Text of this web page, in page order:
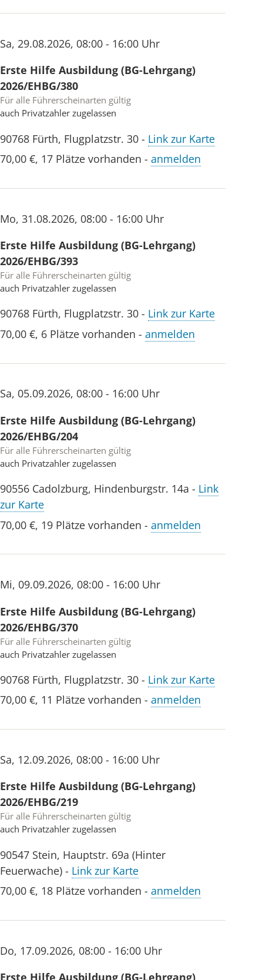
Sa, 29.08.2026, 08:00 - 16:00 Uhr
Erste Hilfe Ausbildung (BG-Lehrgang)
2026/EHBG/380
Für alle Führerscheinarten gültig
auch Privatzahler zugelassen
90768 Fürth, Flugplatzstr. 30 - Link zur Karte
70,00 €, 17 Plätze vorhanden - anmelden
Mo, 31.08.2026, 08:00 - 16:00 Uhr
Erste Hilfe Ausbildung (BG-Lehrgang)
2026/EHBG/393
Für alle Führerscheinarten gültig
auch Privatzahler zugelassen
90768 Fürth, Flugplatzstr. 30 - Link zur Karte
70,00 €, 6 Plätze vorhanden - anmelden
Sa, 05.09.2026, 08:00 - 16:00 Uhr
Erste Hilfe Ausbildung (BG-Lehrgang)
2026/EHBG/204
Für alle Führerscheinarten gültig
auch Privatzahler zugelassen
90556 Cadolzburg, Hindenburgstr. 14a - Link
zur Karte
70,00 €, 19 Plätze vorhanden - anmelden
Mi, 09.09.2026, 08:00 - 16:00 Uhr
Erste Hilfe Ausbildung (BG-Lehrgang)
2026/EHBG/370
Für alle Führerscheinarten gültig
auch Privatzahler zugelassen
90768 Fürth, Flugplatzstr. 30 - Link zur Karte
70,00 €, 11 Plätze vorhanden - anmelden
Sa, 12.09.2026, 08:00 - 16:00 Uhr
Erste Hilfe Ausbildung (BG-Lehrgang)
2026/EHBG/219
Für alle Führerscheinarten gültig
auch Privatzahler zugelassen
90547 Stein, Hauptstr. 69a (Hinter
Feuerwache) - Link zur Karte
70,00 €, 18 Plätze vorhanden - anmelden
Do, 17.09.2026, 08:00 - 16:00 Uhr
Erste Hilfe Ausbildung (BG-Lehrgang)